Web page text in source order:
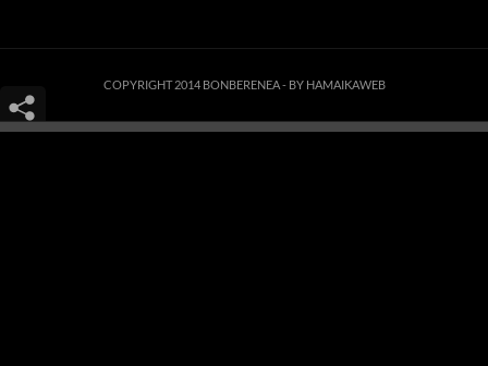
COPYRIGHT 2014 BONBERENEA - BY HAMAIKAWEB